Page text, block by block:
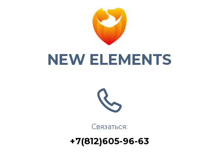
NEW ELEMENTS
Связаться:
+7(812)605-96-63